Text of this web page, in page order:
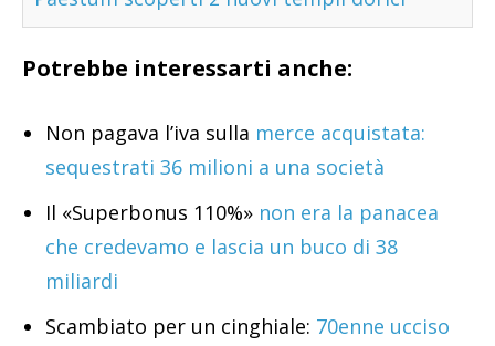
Potrebbe interessarti anche:
Non pagava l’iva sulla merce acquistata:
sequestrati 36 milioni a una società
Il «Superbonus 110%» non era la panacea
che credevamo e lascia un buco di 38
miliardi
Scambiato per un cinghiale: 70enne ucciso